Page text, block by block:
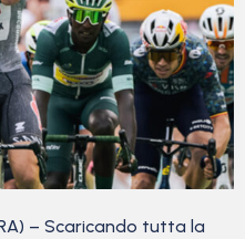
– Scaricando tutta la